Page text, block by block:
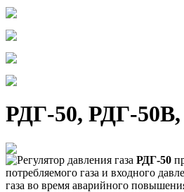
РДГ-50, РДГ-50В,
Регулятор давления газа РДГ-50
потребляемого газа и входного
газа во время аварийного